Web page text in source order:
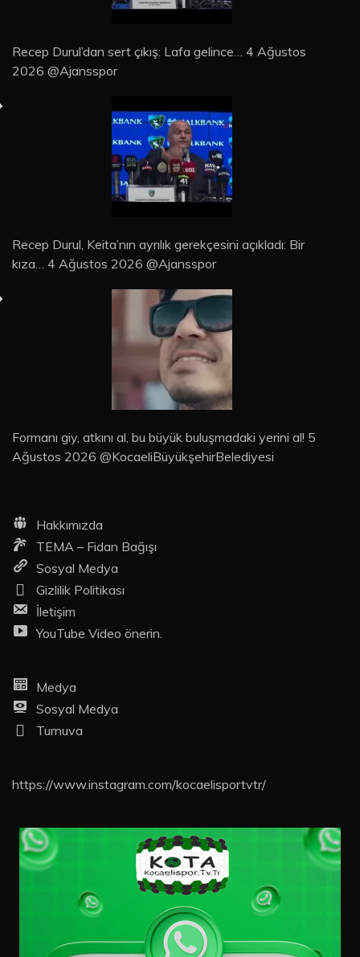
Recep Durul’dan sert çıkış: Lafa gelince… 4 Ağustos
2026 @Ajansspor
Recep Durul, Keita’nın ayrılık gerekçesini açıkladı: Bir
kıza… 4 Ağustos 2026 @Ajansspor
Formanı giy, atkını al, bu büyük buluşmadaki yerini al! 5
Ağustos 2026 @KocaeliBüyükşehirBelediyesi
Hakkımızda
TEMA – Fidan Bağışı
Sosyal Medya
Gizlilik Politikası
İletişim
YouTube Video önerin.
Medya
Sosyal Medya
Turnuva
https://www.instagram.com/kocaelisportvtr/